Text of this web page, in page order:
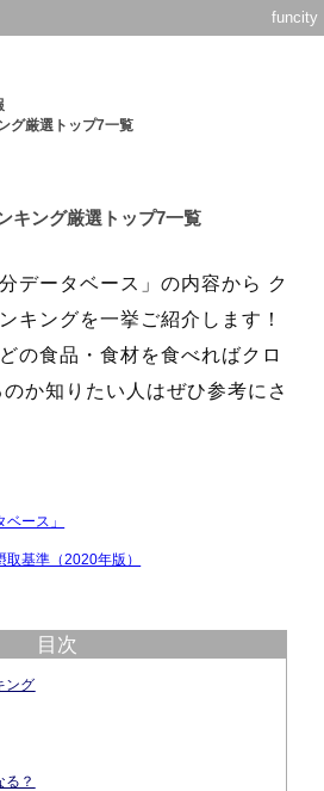
funcity
グ厳選トップ7一覧
キング厳選トップ7一覧
データベース」の内容から ク
キングを一挙ご紹介します！
の食品・食材を食べればクロ
か知りたい人はぜひ参考にさ
ース」
基準（2020年版）
目次
ング
る？